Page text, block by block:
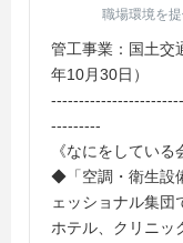
職場環境を
管工事業：国土交
年10月30日）
---------
《なにをしている
◆「空調・衛生設
ェッショナル集団
ホテル、クリニッ